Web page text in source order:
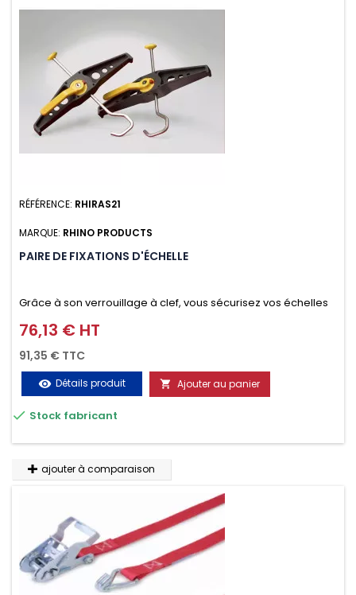
RÉFÉRENCE: RHIRAS21
MARQUE: RHINO PRODUCTS
PAIRE DE FIXATIONS D'ÉCHELLE
Grâce à son verrouillage à clef, vous sécurisez vos échelles
d'un seul geste aussi bien contre le vol que pendant le
transport. Référence vendue par paire.
Prix
76,13 € HT
91,35 € TTC
visibility Détails produit  Ajouter au panier
 Stock fabricant
ajouter à comparaison